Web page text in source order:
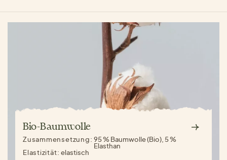
Bio-Baumwolle
Zusammensetzung:95 % Baumwolle (Bio), 5 %
Elasthan
Elastizität:elastisch